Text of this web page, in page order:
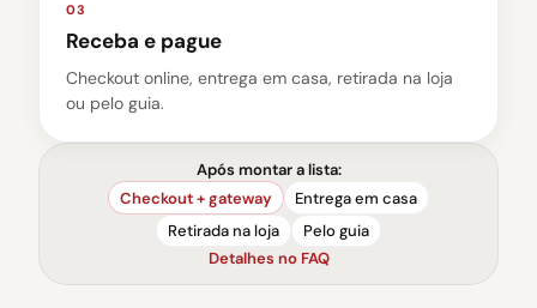
03
Receba e pague
Checkout online, entrega em casa, retirada na loja
ou pelo guia.
Após montar a lista:
Checkout + gateway
Entrega em casa
Retirada na loja
Pelo guia
Detalhes no FAQ